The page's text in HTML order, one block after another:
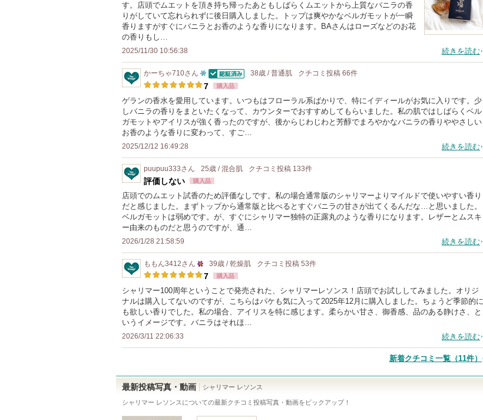
以
上
ン
バ
ー
に
お
気
録
さ
れ
い
ま
す
す。店頭でムエットを頂き持ち帰ったあともしばらくムエットから上質なバニラの香
りがしていて忘れられずに後日購入しました。トップは爽やかなベルガモットが一瞬
香りますがすぐにバニラとお香のような香りになります。BAさんはローズなどのお花
の香りもし…
2025/11/30 10:56:38 続きを読む
かーちゃ710さん
10
人
以
上
ン
バ
ー
に
お
に
入
り
登
録
さ
ま
認証済
38歳 / 普通肌 クチコミ投稿 66件
7 購入品
ゲランの香水を愛用しています。いつもはフローラル系ばかりで、特にイディールがお気に入りです。少
しバニラの香りをまといたくなって、カウンターでおすすめしてもらいました。私の肌ではしばらくベル
ガモットやアイリスが強く香ったのですが、後からじわじわと芳醇でまろやかなバニラの香りややさしい
お香のような香りに変わって、すご…
2025/12/12 16:49:28 続きを読む
puupuu333さん 25歳 / 混合肌 クチコミ投稿 133件
評価しない 購入品
店頭でのムエット試香のため評価なしです。私の場合通常版のシャリマーよりマイルドで使いやすい香り
だと感じました。まずトップから通常版と比べるとすぐバニラの甘さが出てくるんだな…と思いました。
ベルガモットは弱めです。が、すぐにシャリマー独特の正露丸のような香りになります。レザーとムスキ
ー由来のものだと思うのですが、通…
2026/1/28 21:58:59 続きを読む
ももん3412さん
25
人
以
上
ー
に
お
39歳 / 乾燥肌 クチコミ投稿 53件
7 購入品
シャリマー100周年ということで発売された、シャリマーレソンス！店頭でお試ししてみました。オリジ
ナルは購入してないのですが、こちらはパケも気に入って2025年12月に購入しました。ちょうど季節的に
も欲しい香りでした。私の場合、アイリスを特に感じます。柔らかい甘さ、御香感、品のある静けさ、と
いうイメージです。バニラはそれほ…
2026/3/11 22:06:33 続きを読む
新着クチコミ一覧 （11件）
最新投稿写真・動画 シャリマー レソンス
シャリマー レソンス についての最新クチコミ投稿写真・動画をピックアップ！